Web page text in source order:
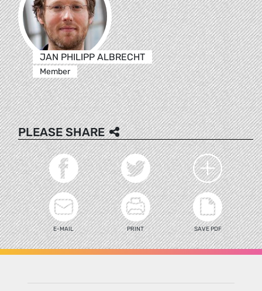
JAN PHILIPP ALBRECHT
Member
PLEASE SHARE
E-MAIL PRINT SAVE PDF